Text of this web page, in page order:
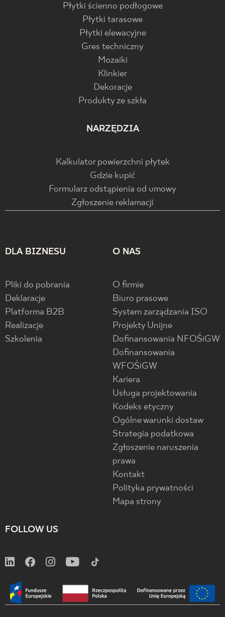
Płytki ścienno podłogowe
Płytki tarasowe
Płytki elewacyjne
Gres techniczny
Mozaiki
Klinkier
Dekoracje
Produkty ze szkła
NARZĘDZIA
Kalkulator powierzchni płytek
Gdzie kupić
Formularz odstąpienia od umowy
Zgłoszenie reklamacji
DLA BIZNESU
Pliki do pobrania
Deklaracje
Platforma B2B
Realizacje
Szkolenia
O NAS
O firmie
Biuro prasowe
System zarządzania ISO
Projekty Unijne
Dofinansowania NFOŚiGW
Dofinansowania
WFOŚiGW
Kariera
Usługa projektowania
Kodeks etyczny
Ogólne warunki dostaw
Strategia podatkowa
Zgłoszenie naruszenia
prawa
Kontakt
Polityka prywatności
Mapa strony
FOLLOW US